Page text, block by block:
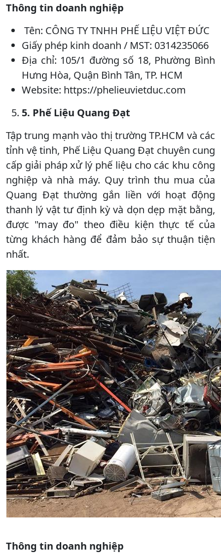
Thông tin doanh nghiệp
Tên: CÔNG TY TNHH PHẾ LIỆU VIỆT ĐỨC
Giấy phép kinh doanh / MST: 0314235066
Địa chỉ: 105/1 đường số 18, Phường Bình
Hưng Hòa, Quận Bình Tân, TP. HCM
Website: https://phelieuvietduc.com
5. Phế Liệu Quang Đạt
Tập trung mạnh vào thị trường TP.HCM và các
tỉnh vệ tinh, Phế Liệu Quang Đạt chuyên cung
cấp giải pháp xử lý phế liệu cho các khu công
nghiệp và nhà máy. Quy trình thu mua của
Quang Đạt thường gắn liền với hoạt động
thanh lý vật tư định kỳ và dọn dẹp mặt bằng,
được "may đo" theo điều kiện thực tế của
từng khách hàng để đảm bảo sự thuận tiện
nhất.
Thông tin doanh nghiệp